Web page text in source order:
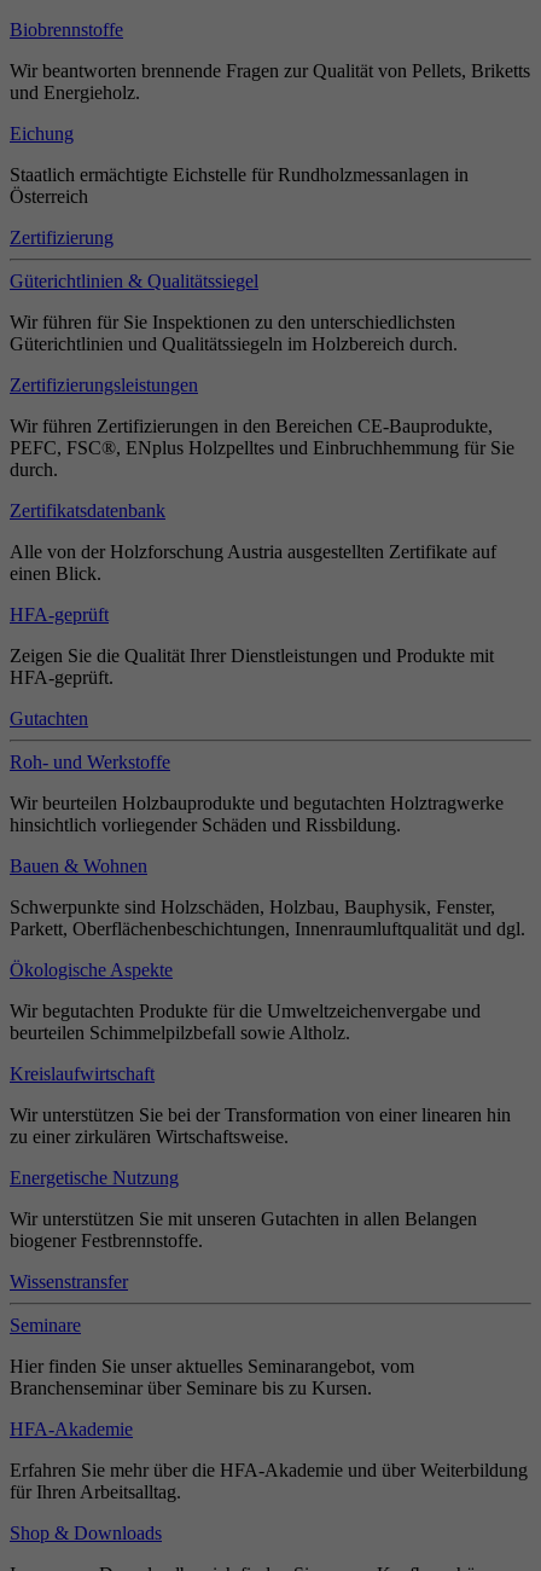
Biobrennstoffe
Wir beantworten brennende Fragen zur Qualität von Pellets, Briketts
und Energieholz.
Eichung
Staatlich ermächtigte Eichstelle für Rundholzmessanlagen in
Österreich
Zertifizierung
Güterichtlinien & Qualitätssiegel
Wir führen für Sie Inspektionen zu den unterschiedlichsten
Güterichtlinien und Qualitätssiegeln im Holzbereich durch.
Zertifizierungsleistungen
Wir führen Zertifizierungen in den Bereichen CE-Bauprodukte,
PEFC, FSC®, ENplus Holzpelltes und Einbruchhemmung für Sie
durch.
Zertifikatsdatenbank
Alle von der Holzforschung Austria ausgestellten Zertifikate auf
einen Blick.
HFA-geprüft
Zeigen Sie die Qualität Ihrer Dienstleistungen und Produkte mit
HFA-geprüft.
Gutachten
Roh- und Werkstoffe
Wir beurteilen Holzbauprodukte und begutachten Holztragwerke
hinsichtlich vorliegender Schäden und Rissbildung.
Bauen & Wohnen
Schwerpunkte sind Holzschäden, Holzbau, Bauphysik, Fenster,
Parkett, Oberflächenbeschichtungen, Innenraumluftqualität und dgl.
Ökologische Aspekte
Wir begutachten Produkte für die Umweltzeichenvergabe und
beurteilen Schimmelpilzbefall sowie Altholz.
Kreislaufwirtschaft
Wir unterstützen Sie bei der Transformation von einer linearen hin
zu einer zirkulären Wirtschaftsweise.
Energetische Nutzung
Wir unterstützen Sie mit unseren Gutachten in allen Belangen
biogener Festbrennstoffe.
Wissenstransfer
Seminare
Hier finden Sie unser aktuelles Seminarangebot, vom
Branchenseminar über Seminare bis zu Kursen.
HFA-Akademie
Erfahren Sie mehr über die HFA-Akademie und über Weiterbildung
für Ihren Arbeitsalltag.
Shop & Downloads